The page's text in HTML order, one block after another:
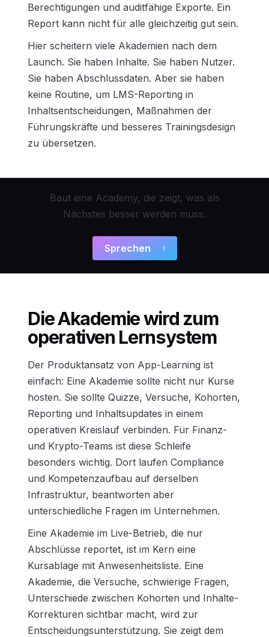
Berechtigungen und auditfähige Exporte. Ein
Report kann nicht für alle gleichzeitig gut sein.
Hier scheitern viele Akademien nach dem
Launch. Sie haben Inhalte. Sie haben Nutzer.
Sie haben Abschlussdaten. Aber sie haben
keine Routine, um LMS-Reporting in
Inhaltsentscheidungen, Maßnahmen der
Führungskräfte und besseres Trainingsdesign
zu übersetzen.
Baut eine Academy, die zeigt, was als
Nächstes besser werden muss.
Sprechen
Die Akademie wird zum
operativen Lernsystem
Der Produktansatz von App-Learning ist
einfach: Eine Akademie sollte nicht nur Kurse
hosten. Sie sollte Quizze, Versuche, Kohorten,
Reporting und Inhaltsupdates in einem
operativen Kreislauf verbinden. Für Finanz-
und Krypto-Teams ist diese Schleife
besonders wichtig. Dort laufen Compliance
und Kompetenzaufbau auf derselben
Infrastruktur, beantworten aber
unterschiedliche Fragen im Unternehmen.
Eine Akademie im Live-Betrieb, die nur
Abschlüsse reportet, ist im Kern eine
Kursablage mit Anwesenheitsliste. Eine
Akademie, die Versuche, schwierige Fragen,
Unterschiede zwischen Kohorten und Inhalte-
Korrekturen sichtbar macht, wird zur
Entscheidungsunterstützung. Sie zeigt dem